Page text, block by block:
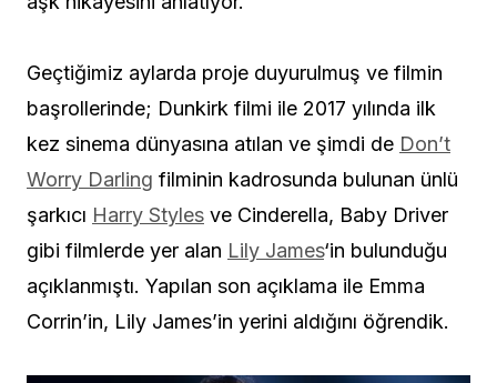
Geçtiğimiz aylarda proje duyurulmuş ve filmin
başrollerinde; Dunkirk filmi ile 2017 yılında ilk
kez sinema dünyasına atılan ve şimdi de Don’t
Worry Darling filminin kadrosunda bulunan ünlü
şarkıcı Harry Styles ve Cinderella, Baby Driver
gibi filmlerde yer alan Lily James‘in bulunduğu
açıklanmıştı. Yapılan son açıklama ile Emma
Corrin’in, Lily James’in yerini aldığını öğrendik.